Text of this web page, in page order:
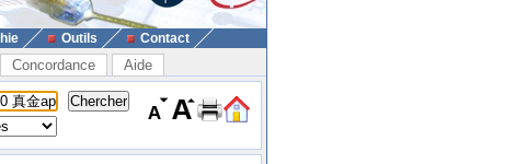
Outils Contact
Concordance Aide